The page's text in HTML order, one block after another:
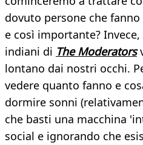
dovuto persone che
e così importante?
indiani di The Moderators
lontano dai nostri occhi.
vedere quanto fanno e
dormire sonni
che basti una macchina
social e ignorando che